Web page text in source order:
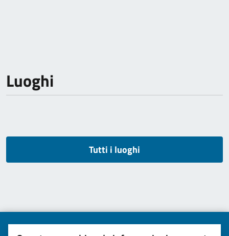
Luoghi
Tutti i luoghi